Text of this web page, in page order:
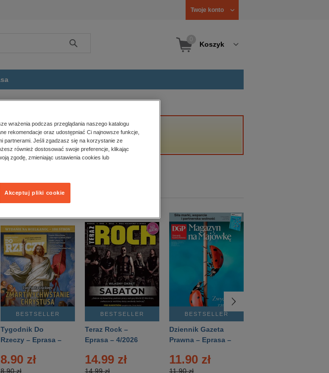
Twoje konto
Szukaj Koszyk
jest dostępny.
BESTSELLER
Tygodnik Do
Rzeczy – Eprasa –
8.90 zł
8.90 zł
BESTSELLER
Teraz Rock –
Eprasa – 4/2026
14.99 zł
14.99 zł
BESTSELLER
Dziennik Gazeta
Prawna – Eprasa –
11.90 zł
11.90 zł
wrażenia podczas przeglądania naszego katalogu
rekomendacje oraz udostępniać Ci najnowsze funkcje,
partnerami. Jeśli zgadzasz się na korzystanie ze
również dostosować swoje preferencje, klikając
zgodę, zmieniając ustawienia cookies lub
Akceptuj pliki cookie